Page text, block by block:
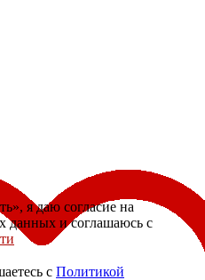
я даю согласие на
данных и соглашаюсь с
с Политикой